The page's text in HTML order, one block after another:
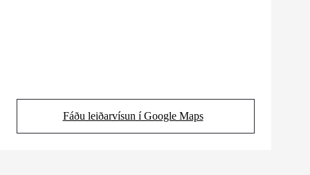
Fáðu leiðarvísun í Google Maps
(Opens in new tab)